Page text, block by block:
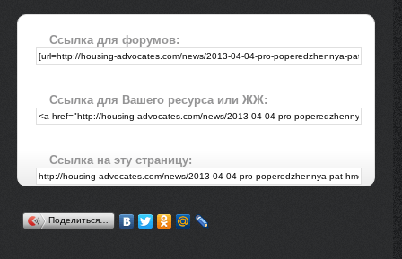
Ссылка для форумов:
Ссылка для Вашего ресурса или ЖЖ:
Ссылка на эту страницу:
Поделиться…